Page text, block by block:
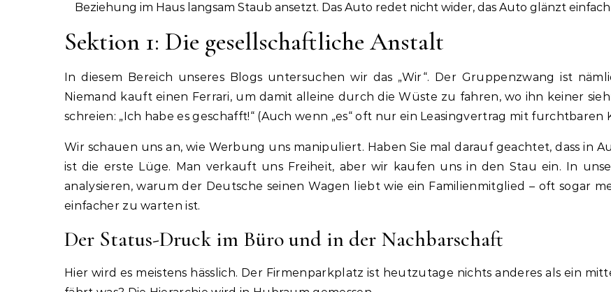
Beziehung im Haus langsam Staub ansetzt. Das Auto redet nicht wider, das Auto glänzt
Sektion 1: Die gesellschaftliche Anstalt
In diesem Bereich unseres Blogs untersuchen wir das „Wir“. Der Gruppenzwang ist
Niemand kauft einen Ferrari, um damit alleine durch die Wüste zu fahren, wo ihn keiner
schreien: „Ich habe es geschafft!“ (Auch wenn „es“ oft nur ein Leasingvertrag mit furchtbaren
Wir schauen uns an, wie Werbung uns manipuliert. Haben Sie mal darauf geachtet, dass in
ist die erste Lüge. Man verkauft uns Freiheit, aber wir kaufen uns in den Stau ein. In
analysieren, warum der Deutsche seinen Wagen liebt wie ein Familienmitglied – oft sogar
einfacher zu warten ist.
Der Status-Druck im Büro und in der Nachbarschaft
Hier wird es meistens hässlich. Der Firmenparkplatz ist heutzutage nichts anderes als ein